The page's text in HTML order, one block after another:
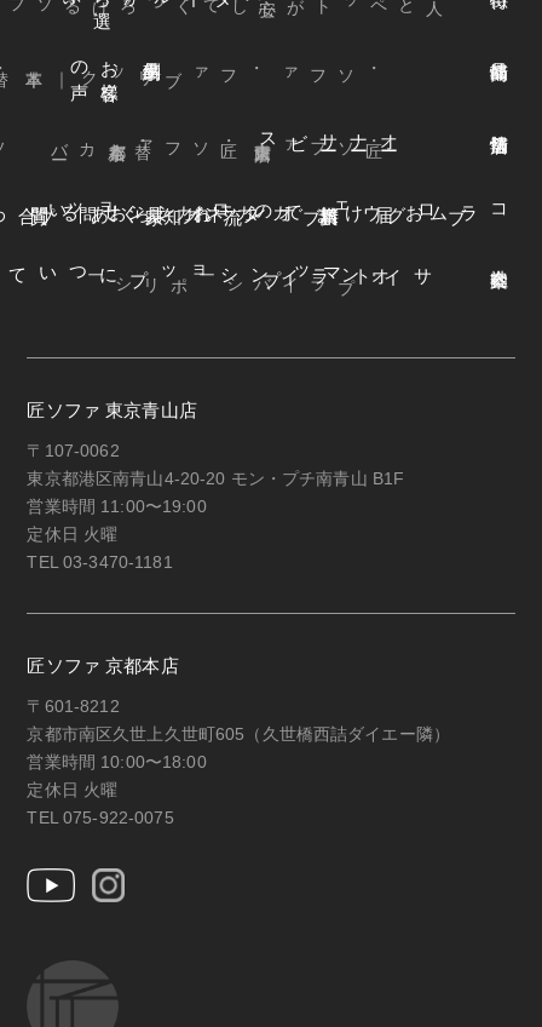
・ソファ
お
客様
の
声
オーナーサー
ビス
ー
コラム
ブログ
お届けまでの流れ
ウェブカタログ
オンラインショップ お知らせ
オンラインショップについて
匠ソファ 東京青山店
〒107-0062
東京都港区南青山4-20-20 モン・プチ南青山 B1F
営業時間 11:00〜19:00
定休日 火曜
TEL 03-3470-1181
匠ソファ 京都本店
〒601-8212
京都市南区久世上久世町605（久世橋西詰ダイエー隣）
営業時間 10:00〜18:00
定休日 火曜
TEL 075-922-0075